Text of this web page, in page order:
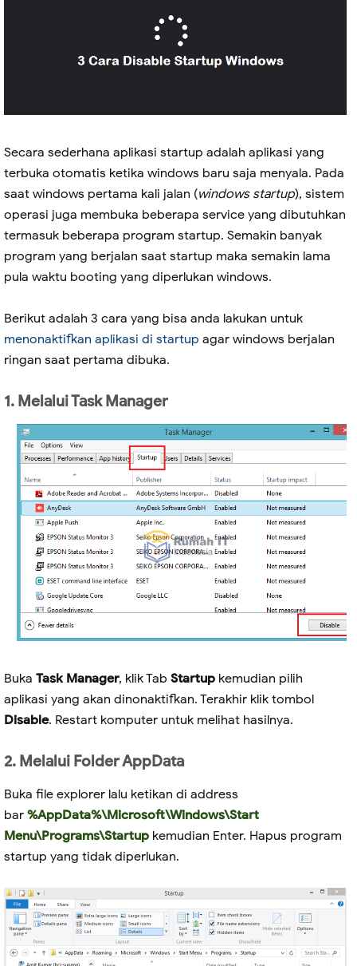
Secara sederhana aplikasi startup adalah aplikasi yang
terbuka otomatis ketika windows baru saja menyala. Pada
saat windows pertama kali jalan (windows startup), sistem
operasi juga membuka beberapa service yang dibutuhkan
termasuk beberapa program startup. Semakin banyak
program yang berjalan saat startup maka semakin lama
pula waktu booting yang diperlukan windows.
Berikut adalah 3 cara yang bisa anda lakukan untuk
menonaktifkan aplikasi di startup agar windows berjalan
ringan saat pertama dibuka.
1. Melalui Task Manager
Buka Task Manager, klik Tab Startup kemudian pilih
aplikasi yang akan dinonaktifkan. Terakhir klik tombol
Disable. Restart komputer untuk melihat hasilnya.
2. Melalui Folder AppData
Buka file explorer lalu ketikan di address
bar %AppData%\Microsoft\Windows\Start
Menu\Programs\Startup kemudian Enter. Hapus program
startup yang tidak diperlukan.